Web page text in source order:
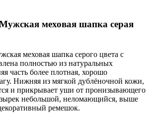
меховая шапка серая
меховая шапка серого цвета с
полностью из натуральных
часть более плотная, хорошо
Нижняя из мягкой дублёночной кожи,
и прикрывает уши от пронизывающего
небольшой, неломающийся, выше
ремешок.